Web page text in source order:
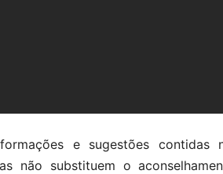
e sugestões contidas
não substituem o